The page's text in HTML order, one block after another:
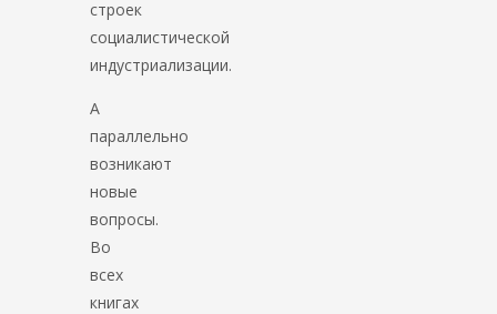
строек
социалистической
индустриализации.
А
параллельно
возникают
новые
вопросы.
Во
всех
книгах